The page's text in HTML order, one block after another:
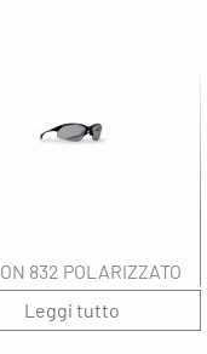
832 POLARIZZATO
Leggi tutto